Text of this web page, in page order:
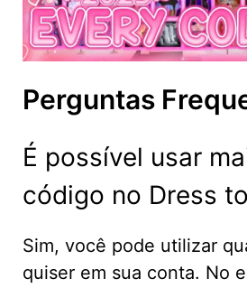
Perguntas
É possível usar
código no Dress
Sim, você pode utilizar
quiser em sua conta. No